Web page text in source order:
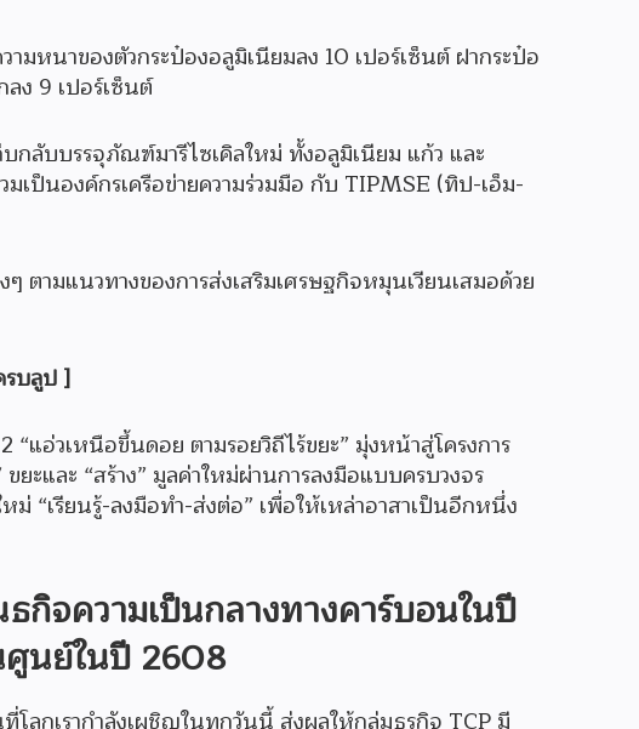
นาของตัวกระป๋องอลูมิเนียมลง 10 เปอร์เซ็นต์ ฝากระป๋อ
ง 9 เปอร์เซ็นต์
บกลับบรรจุภัณฑ์มารีไซเคิลใหม่ ทั้งอลูมิเนียม แก้ว และ
เป็นองค์กรเครือข่ายความร่วมมือ กับ TIPMSE (ทิป-เอ็ม-
ตามแนวทางของการส่งเสริมเศรษฐกิจหมุนเวียนเสมอด้วย
รบลูป ]
แอ่วเหนือขึ้นดอย ตามรอยวิถีไร้ขยะ” มุ่งหน้าสู่โครงการ
ะและ “สร้าง” มูลค่าใหม่ผ่านการลงมือแบบครบวงจร
ม่ “เรียนรู้-ลงมือทำ-ส่งต่อ” เพื่อให้เหล่าอาสาเป็นอีกหนึ่ง
จความเป็นกลางทางคาร์บอนในปี
ศูนย์ในปี 2608